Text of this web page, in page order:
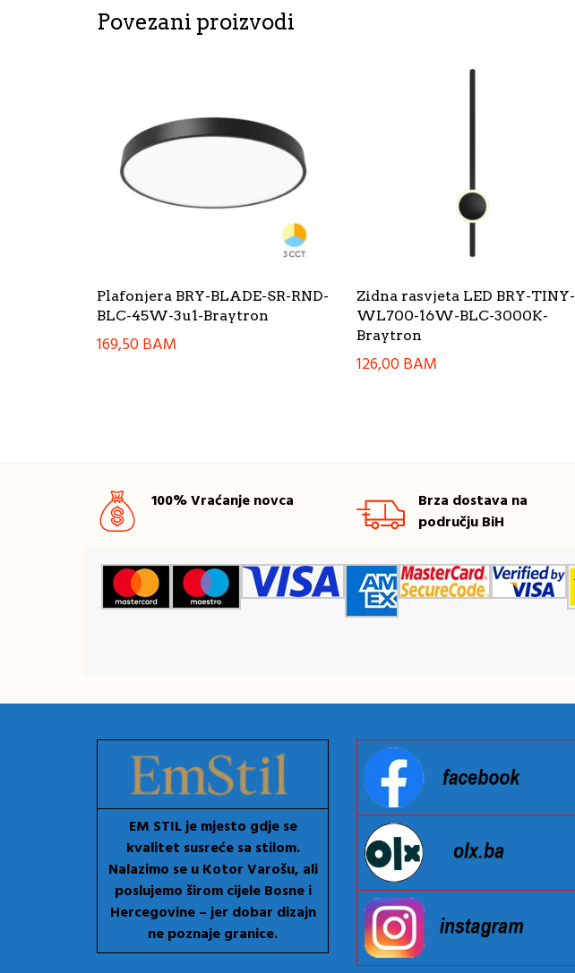
Povezani proizvodi
Plafonjera BRY-BLADE-SR-RND-
BLC-45W-3u1-Braytron
169,50BAM
Zidna rasvjeta LED BRY-TINY-
WL700-16W-BLC-3000K-
Braytron
126,00BAM
100% Vraćanje novca
Brza dostava na
području BiH
EM STIL je mjesto gdje se
kvalitet susreće sa stilom.
Nalazimo se u Kotor Varošu, ali
poslujemo širom cijele Bosne i
Hercegovine – jer dobar dizajn
ne poznaje granice.